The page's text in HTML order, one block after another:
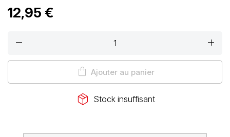
12,95 €
remove add
shopping_bag Ajouter au panier
package_2 Stock insuffisant